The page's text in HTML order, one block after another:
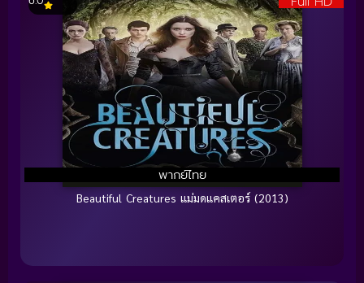
พากย์ไทย
Beautiful Creatures แม่มดแคสเตอร์ (2013)